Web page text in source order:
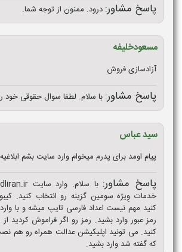
پاسخ مشاور: درود. ممنون از توجه شما.
مسعودخلیفه
آزادسازی فروش
پاسخ مشاور: با سلام. لطفا سوال حقوقی خود
سید عباس
پیام اومد برای پدرم میخوام وارد سایت بشم
پاسخ مشاور:
خدمات وِیژه سومین گزینه رو انتخاب کنید.
کنید مهم نیست اعداد فارسی تایپ میشه و با
رمز عبور وارد بشید. رمز رو اگر فراموش کردید از
کنید. می تونید اپلیکیشن عدالت همراه رو هم
که گفته شد وارد بشید.